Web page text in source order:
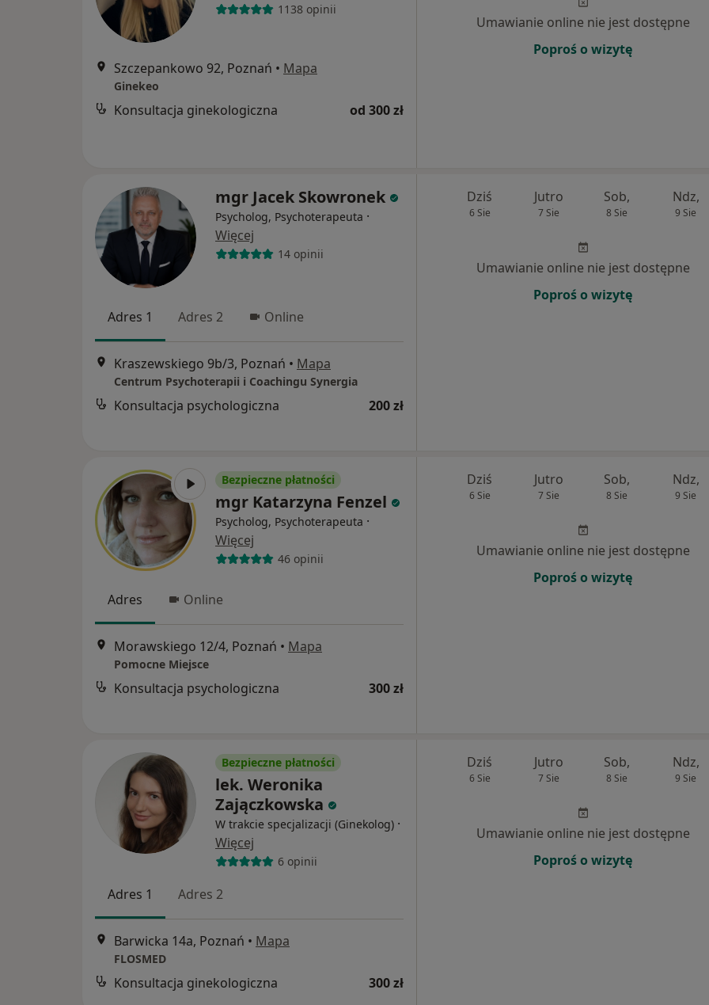
1138 opinii
Szczepankowo 92, Poznań • Mapa
Ginekeo
Konsultacja ginekologiczna od 300 zł
Umawianie online nie jest dostępne
Poproś o wizytę
mgr Jacek Skowronek
Psycholog, Psychoterapeuta ·
Więcej
14 opinii
Adres 1 Adres 2 Online
Kraszewskiego 9b/3, Poznań • Mapa
Centrum Psychoterapii i Coachingu Synergia
Konsultacja psychologiczna 200 zł
Dziś
6 Sie
Jutro
7 Sie
Sob,
8 Sie
Ndz,
9 Sie
Umawianie online nie jest dostępne
Poproś o wizytę
Bezpieczne płatności
mgr Katarzyna Fenzel
Psycholog, Psychoterapeuta ·
Więcej
46 opinii
Adres Online
Morawskiego 12/4, Poznań • Mapa
Pomocne Miejsce
Konsultacja psychologiczna 300 zł
Dziś
6 Sie
Jutro
7 Sie
Sob,
8 Sie
Ndz,
9 Sie
Umawianie online nie jest dostępne
Poproś o wizytę
Bezpieczne płatności
lek. Weronika
Zajączkowska
W trakcie specjalizacji (Ginekolog) ·
Więcej
6 opinii
Adres 1 Adres 2
Barwicka 14a, Poznań • Mapa
FLOSMED
Konsultacja ginekologiczna 300 zł
Dziś
6 Sie
Jutro
7 Sie
Sob,
8 Sie
Ndz,
9 Sie
Umawianie online nie jest dostępne
Poproś o wizytę